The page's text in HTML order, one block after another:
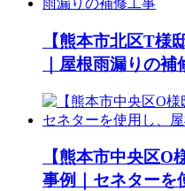
【熊本市北区T様
｜屋根雨漏りの補
【熊本市中央区
事例｜セネターを